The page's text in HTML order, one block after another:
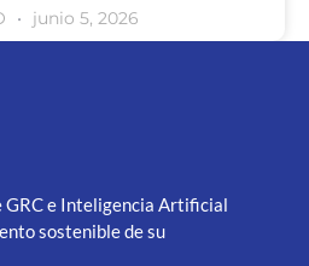
junio 5, 2026
GRC e Inteligencia Artificial
sostenible de su